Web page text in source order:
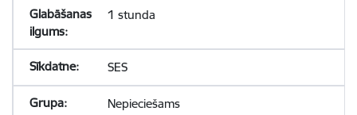
1 stunda
SES
Nepieciešams